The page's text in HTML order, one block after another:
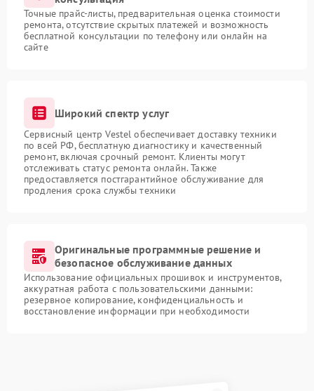
Точные прайс-листы, предварительная оценка стоимости
ремонта, отсутствие скрытых платежей и возможность
бесплатной консультации по телефону или онлайн на
сайте
Широкий спектр услуг
Сервисный центр Vestel обеспечивает доставку техники
по всей РФ, бесплатную диагностику и качественный
ремонт, включая срочный ремонт. Клиенты могут
отслеживать статус ремонта онлайн. Также
предоставляется постгарантийное обслуживание для
продления срока службы техники
Оригинальные программные решение и
безопасное обслуживание данных
Использование официальных прошивок и инструментов,
аккуратная работа с пользовательскими данными:
резервное копирование, конфиденциальность и
восстановление информации при необходимости